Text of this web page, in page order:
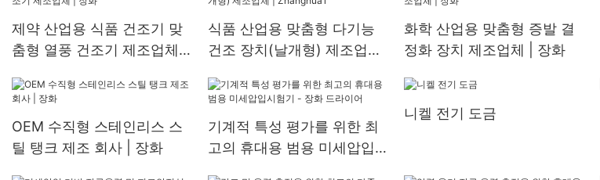
제약 산업용 식품 건조기 맞
춤형 열풍 건조기 제조업체 |
식품 산업용 맞춤형 다기능
건조 장치(날개형) 제조업체
화학 산업용 맞춤형 증발 결
정화 장치 제조업체 | 장화
OEM 수직형 스테인리스 스
틸 탱크 제조 회사 | 장화
기계적 특성 평가를 위한 최
고의 휴대용 범용 미세압입
니켈 전기 도금